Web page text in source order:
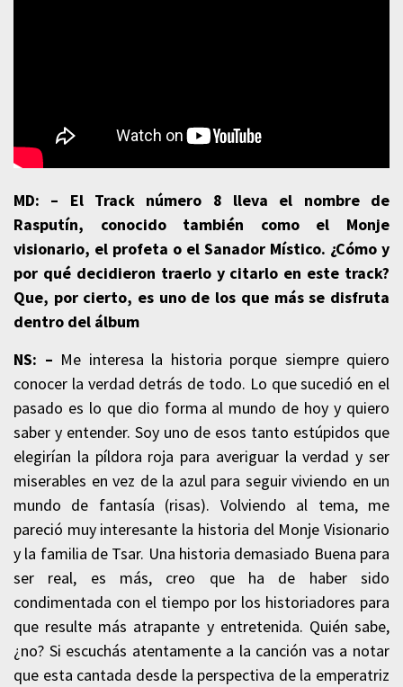
MD: – El Track número 8 lleva el nombre de
Rasputín, conocido también como el Monje
visionario, el profeta o el Sanador Místico. ¿Cómo y
por qué decidieron traerlo y citarlo en este track?
Que, por cierto, es uno de los que más se disfruta
dentro del álbum
NS: – Me interesa la historia porque siempre quiero
conocer la verdad detrás de todo. Lo que sucedió en el
pasado es lo que dio forma al mundo de hoy y quiero
saber y entender. Soy uno de esos tanto estúpidos que
elegirían la píldora roja para averiguar la verdad y ser
miserables en vez de la azul para seguir viviendo en un
mundo de fantasía (risas). Volviendo al tema, me
pareció muy interesante la historia del Monje Visionario
y la familia de Tsar. Una historia demasiado Buena para
ser real, es más, creo que ha de haber sido
condimentada con el tiempo por los historiadores para
que resulte más atrapante y entretenida. Quién sabe,
¿no? Si escuchás atentamente a la canción vas a notar
que esta cantada desde la perspectiva de la emperatriz